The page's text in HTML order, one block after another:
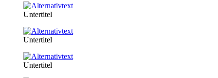
Untertitel
Untertitel
Untertitel